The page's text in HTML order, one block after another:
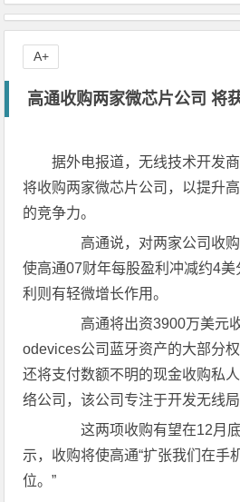
高通收购两家微芯片公司 将
据外电报道，无线技术开发
将收购两家微芯片公司，以提升
的竞争力。
高通说，对两家公司收购
使高通07财年每股盈利冲减约4
利则有轻微增长作用。
高通将出资3900万美元收
odevices公司蓝牙资产的大部分
还将支付数额不明的现金收购私
络公司，该公司专注于开发无线局
这两项收购有望在12月底
示，收购将使高通“扩张我们在手
位。”
A+